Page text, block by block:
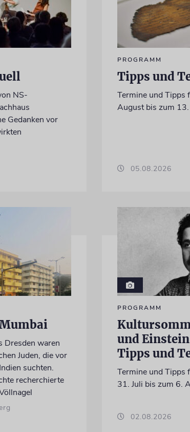
NS-
Gedanken vor
PROGRAMM
Tipps und
Termine und Tipps
August bis zum
05.08.2026
Dresden waren
Juden, die vor
suchten.
recherchierte
PROGRAMM
und
Tipps und
Termine und Tipps
31. Juli bis zum 6.
02.08.2026